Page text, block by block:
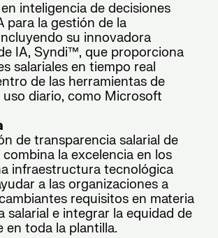
inteligencia de decisiones
para la gestión de la
su innovadora
IA, Syndi™, que proporciona
salariales en tiempo real
de las herramientas de
diario, como Microsoft
de transparencia salarial de
la excelencia en los
infraestructura tecnológica
a las organizaciones a
requisitos en materia
salarial e integrar la equidad de
en toda la plantilla.